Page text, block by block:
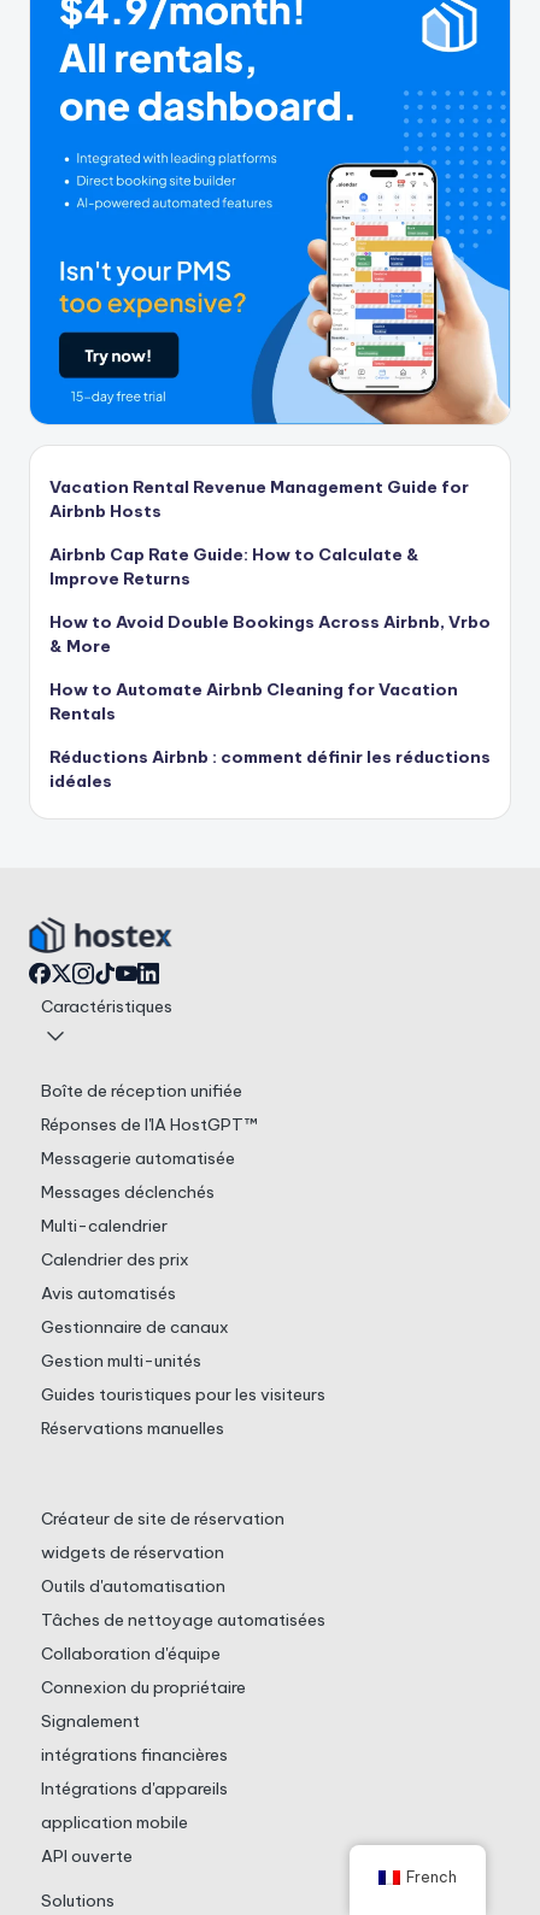
Vacation Rental Revenue Management Guide for
Airbnb Hosts
Airbnb Cap Rate Guide: How to Calculate &
Improve Returns
How to Avoid Double Bookings Across Airbnb, Vrbo
& More
How to Automate Airbnb Cleaning for Vacation
Rentals
Réductions Airbnb : comment définir les réductions
idéales
Caractéristiques
Boîte de réception unifiée
Réponses de l'IA HostGPT™
Messagerie automatisée
Messages déclenchés
Multi-calendrier
Calendrier des prix
Avis automatisés
Gestionnaire de canaux
Gestion multi-unités
Guides touristiques pour les visiteurs
Réservations manuelles
Créateur de site de réservation
widgets de réservation
Outils d'automatisation
Tâches de nettoyage automatisées
Collaboration d'équipe
Connexion du propriétaire
Signalement
intégrations financières
Intégrations d'appareils
application mobile
API ouverte
Solutions
French